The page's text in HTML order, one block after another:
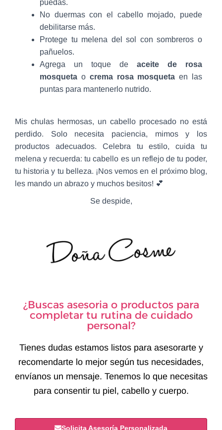
puedas.
No duermas con el cabello mojado, puede
debilitarse más.
Protege tu melena del sol con sombreros o
pañuelos.
Agrega un toque de aceite de rosa
mosqueta o crema rosa mosqueta en las
puntas para mantenerlo nutrido.
Mis chulas hermosas, un cabello procesado no está
perdido. Solo necesita paciencia, mimos y los
productos adecuados. Celebra tu estilo, cuida tu
melena y recuerda: tu cabello es un reflejo de tu poder,
tu historia y tu belleza. ¡Nos vemos en el próximo blog,
les mando un abrazo y muchos besitos! 💕
Se despide,
¿Buscas asesoria o productos para
completar tu rutina de cuidado
personal?
Tienes dudas estamos listos para asesorarte y
recomendarte lo mejor según tus necesidades,
envíanos un mensaje. Tenemos lo que necesitas
para consentir tu piel, cabello y cuerpo.
Solicita Asesoría Personalizada